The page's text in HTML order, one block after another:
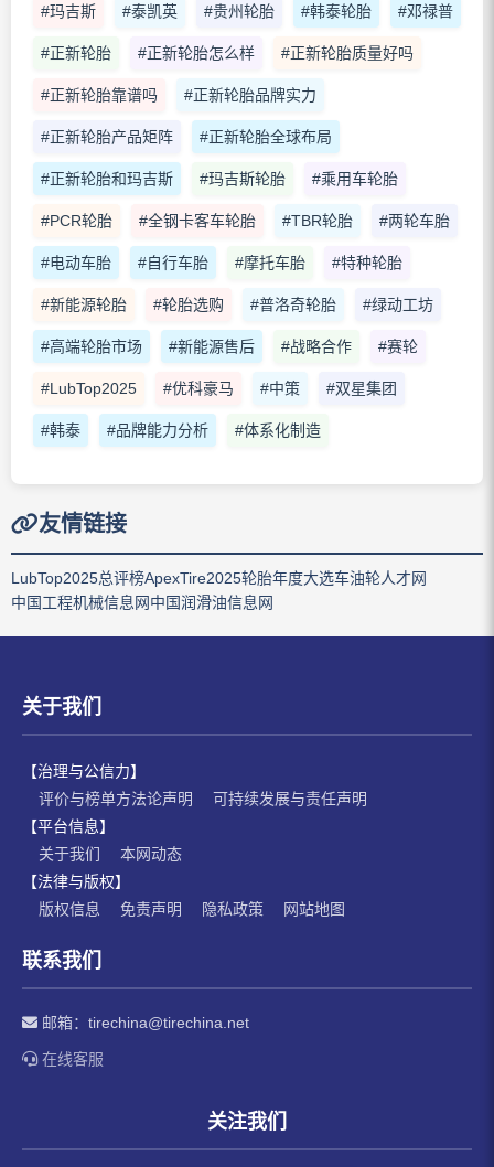
#玛吉斯 #泰凯英 #贵州轮胎 #韩泰轮胎 #邓禄普
#正新轮胎 #正新轮胎怎么样 #正新轮胎质量好吗
#正新轮胎靠谱吗 #正新轮胎品牌实力
#正新轮胎产品矩阵 #正新轮胎全球布局
#正新轮胎和玛吉斯 #玛吉斯轮胎 #乘用车轮胎
#PCR轮胎 #全钢卡客车轮胎 #TBR轮胎 #两轮车胎
#电动车胎 #自行车胎 #摩托车胎 #特种轮胎
#新能源轮胎 #轮胎选购 #普洛奇轮胎 #绿动工坊
#高端轮胎市场 #新能源售后 #战略合作 #赛轮
#LubTop2025 #优科豪马 #中策 #双星集团
#韩泰 #品牌能力分析 #体系化制造
友情链接
LubTop2025总评榜ApexTire2025轮胎年度大选车油轮人才网
中国工程机械信息网中国润滑油信息网
关于我们
【治理与公信力】
评价与榜单方法论声明
可持续发展与责任声明
【平台信息】
关于我们
本网动态
【法律与版权】
版权信息
免责声明 隐私政策 网站地图
联系我们
邮箱： tirechina@tirechina.net
在线客服
关注我们